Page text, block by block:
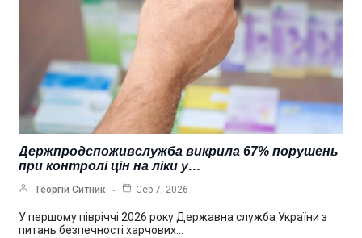
Держпродспоживслужба викрила 67% порушень
при контролі цін на ліки у…
Георгій Ситник Сер 7, 2026
У першому півріччі 2026 року Державна служба України з
питань безпечності харчових…